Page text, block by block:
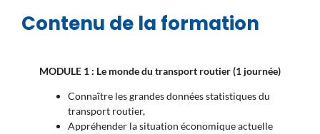
Contenu de la formation
MODULE 1 : Le monde du transport routier (1 journée)
Connaître les grandes données statistiques du
transport routier,
Appréhender la situation économique actuelle